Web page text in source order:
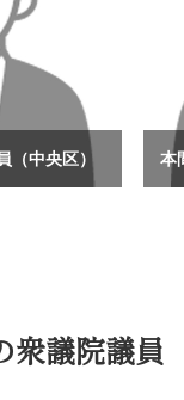
（中央区） 本
衆議院議員